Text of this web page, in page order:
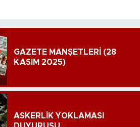
GAZETE MANŞETLERİ (28
KASIM 2025)
ASKERLİK YOKLAMASI